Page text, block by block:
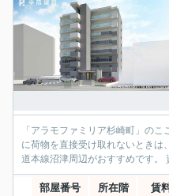
「アラモファミリア杉崎町」のここが
に荷物を直接受け取れないときは、後で
部屋番号 所在階 賃